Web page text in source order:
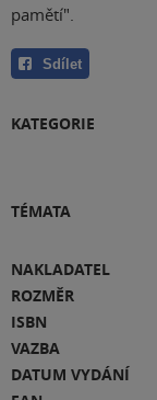
pamětí".
Sdílet
KATEGORIE
TÉMATA
NAKLADATEL
ROZMĚR
ISBN
VAZBA
DATUM VYDÁNÍ